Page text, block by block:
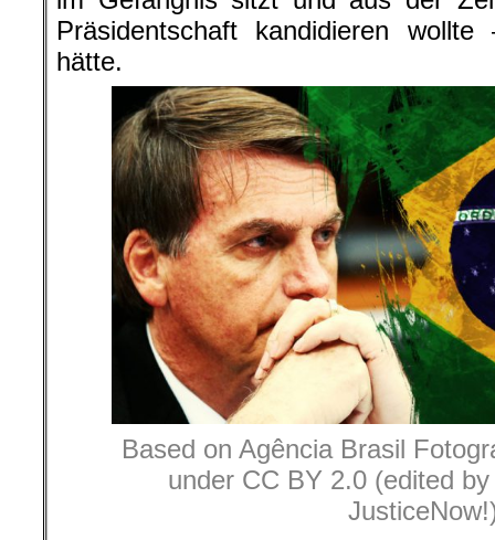
Präsidentschaft kandidieren
hätte.
Based on Agência Brasil
under CC BY 2.0 (edited